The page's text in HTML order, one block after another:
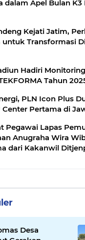
dalam Apel Bulan K3
Kejati Jatim,
untuk Transformasi
Hadiri
Tahun
PLN Icon Plus
Center Pertama di
Pegawai Lapas
Anugraha Wira
dari Kakanwil
Desa